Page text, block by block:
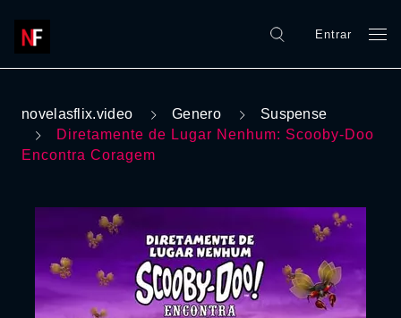
Entrar
novelasflix.video Genero
Suspense
Diretamente de Lugar Nenhum: Scooby-Doo
Encontra Coragem